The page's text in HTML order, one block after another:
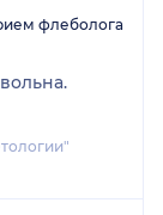
флеболога